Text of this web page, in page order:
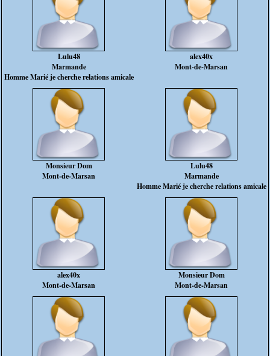
Lulu48
Marmande
Homme Marié je cherche relations amicale
alex40x
Mont-de-Marsan
Monsieur Dom
Mont-de-Marsan
Lulu48
Marmande
Homme Marié je cherche relations amicale
alex40x
Mont-de-Marsan
Monsieur Dom
Mont-de-Marsan